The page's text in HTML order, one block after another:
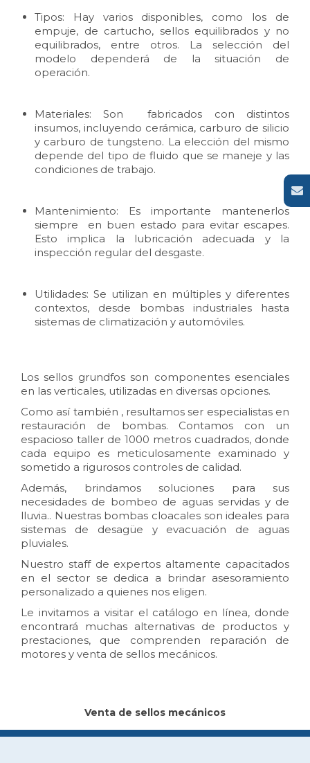
Tipos: Hay varios disponibles, como los de
empuje, de cartucho, sellos equilibrados y no
equilibrados, entre otros. La selección del
modelo dependerá de la situación de
operación.
Materiales: Son fabricados con distintos
insumos, incluyendo cerámica, carburo de silicio
y carburo de tungsteno. La elección del mismo
depende del tipo de fluido que se maneje y las
condiciones de trabajo.
Mantenimiento: Es importante mantenerlos
siempre en buen estado para evitar escapes.
Esto implica la lubricación adecuada y la
inspección regular del desgaste.
Utilidades: Se utilizan en múltiples y diferentes
contextos, desde bombas industriales hasta
sistemas de climatización y automóviles.
Los sellos grundfos son componentes esenciales
en las verticales, utilizadas en diversas opciones.
Como así también , resultamos ser especialistas en
restauración de bombas. Contamos con un
espacioso taller de 1000 metros cuadrados, donde
cada equipo es meticulosamente examinado y
sometido a rigurosos controles de calidad.
Además, brindamos soluciones para sus
necesidades de bombeo de aguas servidas y de
lluvia.. Nuestras bombas cloacales son ideales para
sistemas de desagüe y evacuación de aguas
pluviales.
Nuestro staff de expertos altamente capacitados
en el sector se dedica a brindar asesoramiento
personalizado a quienes nos eligen.
Le invitamos a visitar el catálogo en línea, donde
encontrará muchas alternativas de productos y
prestaciones, que comprenden reparación de
motores y venta de sellos mecánicos.
Venta de sellos mecánicos